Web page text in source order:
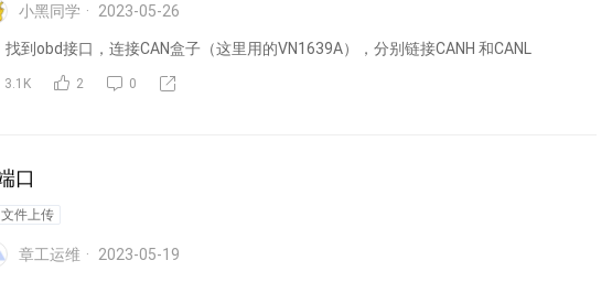
小黑同学 2023-05-26
找到obd接口，连接CAN盒子（这里用的VN1639A），分别链接CANH 和CANL
3.1K 2 0
口
文件上传
章工运维 2023-05-19